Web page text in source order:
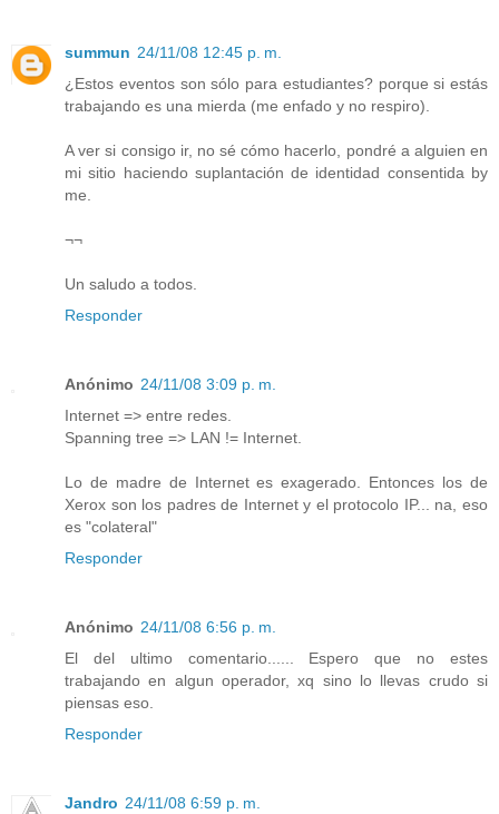
summun 24/11/08 12:45 p. m.
¿Estos eventos son sólo para estudiantes? porque si estás
trabajando es una mierda (me enfado y no respiro).
A ver si consigo ir, no sé cómo hacerlo, pondré a alguien en
mi sitio haciendo suplantación de identidad consentida by
me.
¬¬
Un saludo a todos.
Responder
Anónimo 24/11/08 3:09 p. m.
Internet => entre redes.
Spanning tree => LAN != Internet.
Lo de madre de Internet es exagerado. Entonces los de
Xerox son los padres de Internet y el protocolo IP... na, eso
es "colateral"
Responder
Anónimo 24/11/08 6:56 p. m.
El del ultimo comentario...... Espero que no estes
trabajando en algun operador, xq sino lo llevas crudo si
piensas eso.
Responder
Jandro 24/11/08 6:59 p. m.